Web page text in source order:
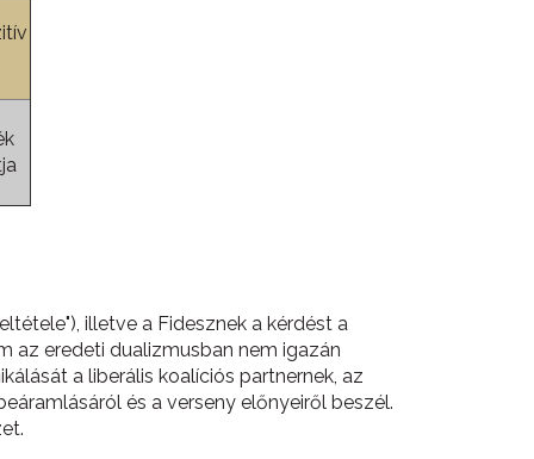
illetve a Fidesznek a kérdést a
az eredeti dualizmusban nem igazán
a liberális koalíciós partnernek, az
és a verseny előnyeiről beszél.